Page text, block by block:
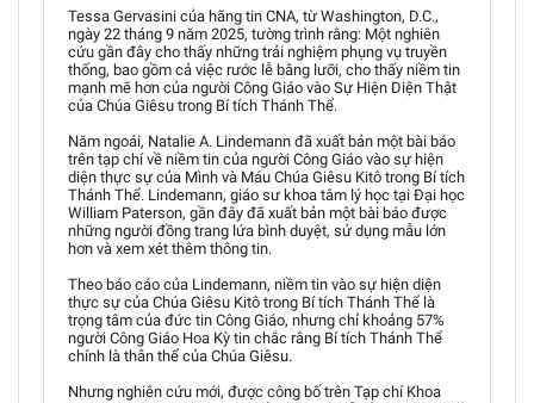
Tessa Gervasini của hãng tin CNA, từ Washington, D.C.,
ngày 22 tháng 9 năm 2025, tường trình rằng: Một nghiên
cứu gần đây cho thấy những trải nghiệm phụng vụ truyền
thống, bao gồm cả việc rước lễ bằng lưỡi, cho thấy niềm tin
mạnh mẽ hơn của người Công Giáo vào Sự Hiện Diện Thật
của Chúa Giêsu trong Bí tích Thánh Thể.
Năm ngoái, Natalie A. Lindemann đã xuất bản một bài báo
trên tạp chí về niềm tin của người Công Giáo vào sự hiện
diện thực sự của Mình và Máu Chúa Giêsu Kitô trong Bí tích
Thánh Thể. Lindemann, giáo sư khoa tâm lý học tại Đại học
William Paterson, gần đây đã xuất bản một bài báo được
những người đồng trang lứa bình duyệt, sử dụng mẫu lớn
hơn và xem xét thêm thông tin.
Theo báo cáo của Lindemann, niềm tin vào sự hiện diện
thực sự của Chúa Giêsu Kitô trong Bí tích Thánh Thể là
trọng tâm của đức tin Công Giáo, nhưng chỉ khoảng 57%
người Công Giáo Hoa Kỳ tin chắc rằng Bí tích Thánh Thể
chính là thân thể của Chúa Giêsu.
Nhưng nghiên cứu mới, được công bố trên Tạp chí Khoa